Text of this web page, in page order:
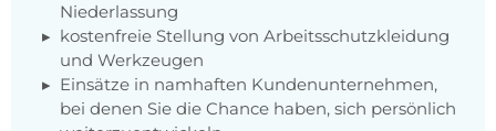
Niederlassung
kostenfreie Stellung von Arbeitsschutzkleidung
und Werkzeugen
Einsätze in namhaften Kundenunternehmen,
bei denen Sie die Chance haben, sich persönlich